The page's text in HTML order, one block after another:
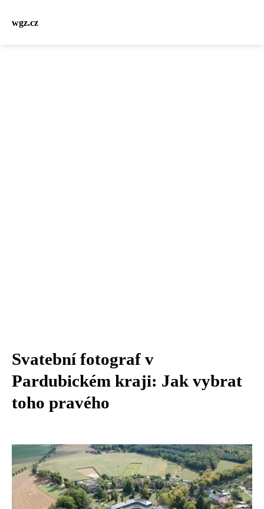
wgz.cz
Svatební fotograf v
Pardubickém kraji: Jak vybrat
toho pravého